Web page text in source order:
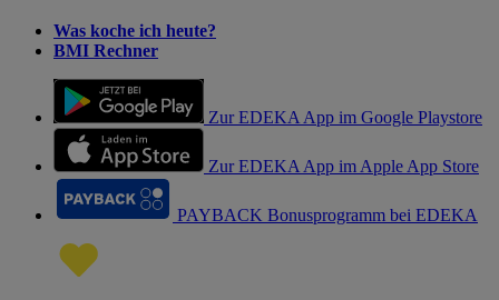
Was koche ich heute?
BMI Rechner
Zur EDEKA App im Google Playstore
Zur EDEKA App im Apple App Store
PAYBACK Bonusprogramm bei EDEKA